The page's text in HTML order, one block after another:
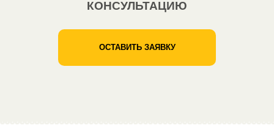
КОНСУЛЬТАЦИЮ
ОСТАВИТЬ ЗАЯВКУ